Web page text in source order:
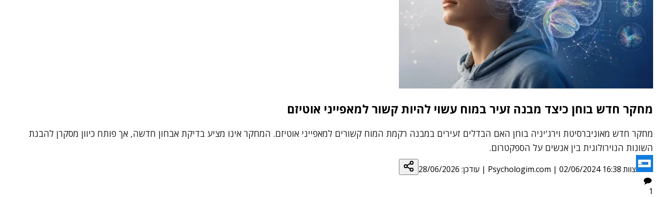
מחקר חדש בוחן כיצד מבנה זעיר במוח עשוי להיות קשור למאפייני אוטיזם
מחקר חדש מאוניברסיטת וירג'יניה בוחן האם הבדלים זעירים במבנה רקמת המוח קשורים למאפייני אוטיזם. המחקר אינו מציע בדיקת אבחון חדשה, אך פותח כיוון מסקרן להבנת
השונות הנוירולוגית בין אנשים על הספקטרום.
צוות Psychologim.com | 02/06/2024 16:38 | עודכן: 28/06/2026
1